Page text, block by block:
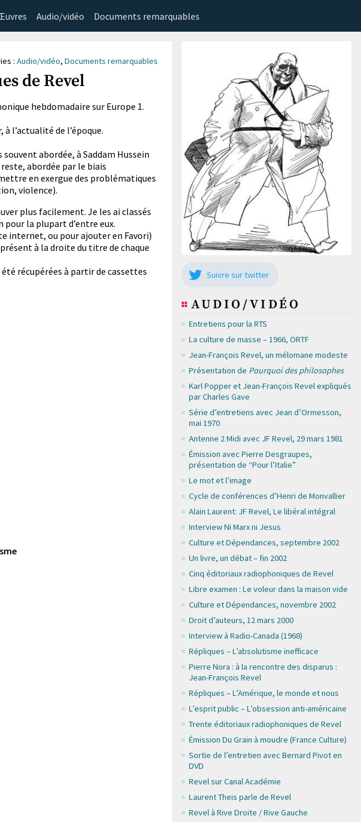
Audio/vidéo Documents remarquables
: Audio/vidéo, Documents remarquables
de Revel
hebdomadaire sur Europe 1.
l’actualité de l’époque.
abordée, à Saddam Hussein
abordée par le biais
en exergue des problématiques
violence).
plus facilement. Je les ai classés
pour la plupart d’entre eux.
internet, ou pour ajouter en Favori)
à la droite du titre de chaque
récupérées à partir de cassettes
Suivre sur twitter
AUDIO/VIDÉO
Entretiens pour la RTS
La culture de masse – 1966, ORTF
Jean-François Revel, un mélomane modeste
Présentation de Pourquoi des philosophes
Karl Popper et Jean-François Revel expliqués
par Charles Gave
Série d’entretiens avec Jean d’Ormesson,
mai 1970
Antenne 2 Midi avec JF Revel, 29 mars 1981
Émission avec Pierre Desgraupes,
présentation de “Pour l’Italie”
Le mot et l’image
Cycle de conférences d’Henri de Monvallier
Alain Laurent: JF Revel, Le libéral intégral
Interview Ni Marx ni Jesus
Culture et Dépendances, septembre 2002
Un livre, un débat – fin 2002
Cinq éditoriaux radiophoniques de Revel
Libre examen : Le voleur dans la maison vide
Culture et Dépendances, novembre 2002
Droit d’auteurs, 12 mars 2000
Interview à Radio-Canada (1968)
Répliques – L’absolutisme inefficace
Pierre Nora : à la rencontre des disparus :
Jean-François Revel
Répliques – L’Amérique, le monde et nous
L’esprit public – L’obsession anti-américaine
Trente éditoriaux radiophoniques de Revel
Émission Du Grain à moudre (France Culture)
Sortie de l’entretien avec Bernard Pivot en
DVD
Revel sur Canal Académie
Laurent Theis parle de Revel
Revel à Rive Droite / Rive Gauche